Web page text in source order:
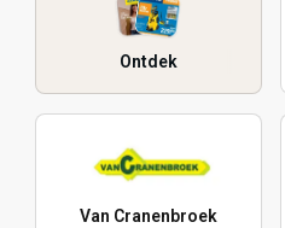
Ontdek
Van Cranenbroek